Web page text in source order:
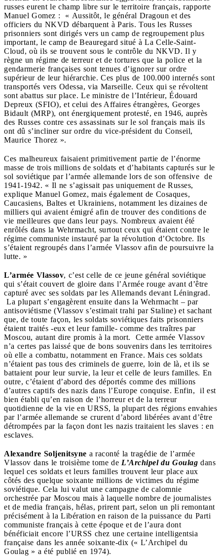
russes eurent le champ libre sur le territoire français, rapporte
Manuel Gomez : « Aussitôt, le général Dragoun et des
officiers du NKVD débarquent à Paris. Tous les Russes
prisonniers sont dirigés vers un camp de regroupement plus
important, le camp de Beauregard situé à La Celle-Saint-
Cloud, où ils se trouvent sous le contrôle du NKVD. Il y
règne un régime de terreur et de tortures que la police et la
gendarmerie françaises sont tenues d’ignorer sur ordre
supérieur de leur hiérarchie. Ces plus de 100.000 internés sont
transportés vers Odessa, via Marseille. Ceux qui se révoltent
sont abattus sur place. Le ministre de l’Intérieur, Édouard
Depreux (SFIO), et celui des Affaires étrangères, Georges
Bidault (MRP), ont énergiquement protesté, en 1946, auprès
des Russes contre ces assassinats sur le sol français mais ils
ont dû s’incliner sur ordre du vice-président du Conseil,
Maurice Thorez ».
Ces malheureux faisaient primitivement partie de l’énorme
masse de trois millions de soldats et d’habitants capturés sur le
sol soviétique par l’armée allemande lors de son offensive de
1941-1942. « Il ne s’agissait pas uniquement de Russes,
explique Manuel Gomez, mais également de Cosaques,
Caucasiens, Baltes et Ukrainiens, notamment les dizaines de
milliers qui avaient émigré afin de trouver des conditions de
vie meilleures que dans leur pays. Nombreux avaient été
enrôlés dans la Wehrmacht, surtout ceux qui étaient contre le
régime communiste instauré par la révolution d’Octobre. Ils
s’étaient regroupés dans l’armée Vlassov afin de poursuivre la
lutte. »
L’armée Vlassov, c’est celle de ce jeune général soviétique
qui s’était couvert de gloire dans l’Armée rouge avant d’être
capturé avec ses soldats par les Allemands devant Léningrad.
La plupart s’engagèrent ensuite dans la Wehrmacht – par
antisoviétisme (Vlassov s’estimait trahi par Staline) et sachant
que, de toute façon, les soldats soviétiques faits prisonniers
étaient traités -eux et leur famille- comme des traîtres par
Moscou, autant dire promis à la mort. Cette armée Vlassov
n’a certes pas laissé que de bons souvenirs dans les territoires
où elle a combattu, notamment en France. Mais ces soldats
n’étaient pas tous des criminels de guerre, loin de là, et ils se
battaient pour leur survie, la leur et celle de leurs familles. En
outre, c’étaient d’abord des déportés comme des millions
d’autres captifs des nazis dans l’Europe conquise. Enfin, il est
bien établi qu’en raison de l’horreur et de la terreur
quotidienne de la vie en URSS, la plupart des régions envahies
par l’armée allemande se crurent d’abord libérées avant d’être
détrompées par la façon dont les nazis traitaient les slaves : en
esclaves.
Alexandre Soljenitsyne a raconté la tragédie de l’armée
Vlassov dans le troisième tome de L’Archipel du Goulag dans
lequel ces soldats et leurs familles trouvent leur place aux
côtés des quelque soixante millions de victimes du régime
soviétique. Cela lui valut une campagne de calomnie
orchestrée par Moscou mais à laquelle nombre de journalistes
et de media français, hélas, prirent part, selon un pli remontant
précisément à la Libération en raison de la puissance du Parti
communiste français à cette époque et de l’aura dont
bénéficiait encore l’URSS chez une certaine intelligentsia
française dans les année soixante-dix (« L’Archipel du
Goulag » a été publié en 1974).